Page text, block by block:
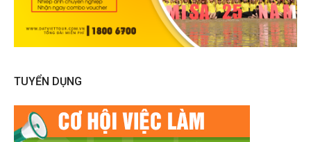
TUYỂN DỤNG